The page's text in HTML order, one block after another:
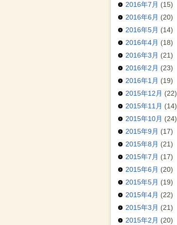
2016年7月 (15)
2016年6月 (20)
2016年5月 (14)
2016年4月 (18)
2016年3月 (21)
2016年2月 (23)
2016年1月 (19)
2015年12月 (22)
2015年11月 (14)
2015年10月 (24)
2015年9月 (17)
2015年8月 (21)
2015年7月 (17)
2015年6月 (20)
2015年5月 (19)
2015年4月 (22)
2015年3月 (21)
2015年2月 (20)